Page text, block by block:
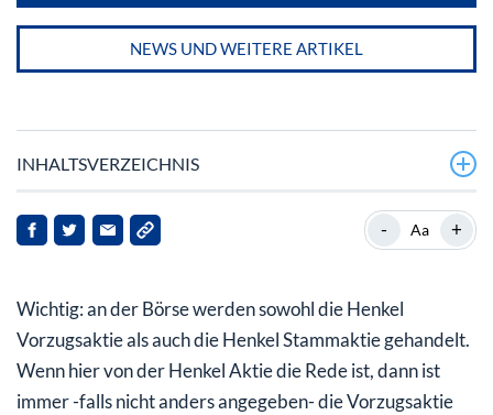
NEWS UND WEITERE ARTIKEL
INHALTSVERZEICHNIS
Ein kurzer historischer Streifzug
Die langfristige Entwicklung der Henkel Aktie im
Vergleich mit dem DAX
Kapitalmaßnahmen der Henkel AG
- Aa +
Wichtig: an der Börse werden sowohl die Henkel
Vorzugsaktie als auch die Henkel Stammaktie gehandelt.
Wenn hier von der Henkel Aktie die Rede ist, dann ist
immer -falls nicht anders angegeben- die Vorzugsaktie